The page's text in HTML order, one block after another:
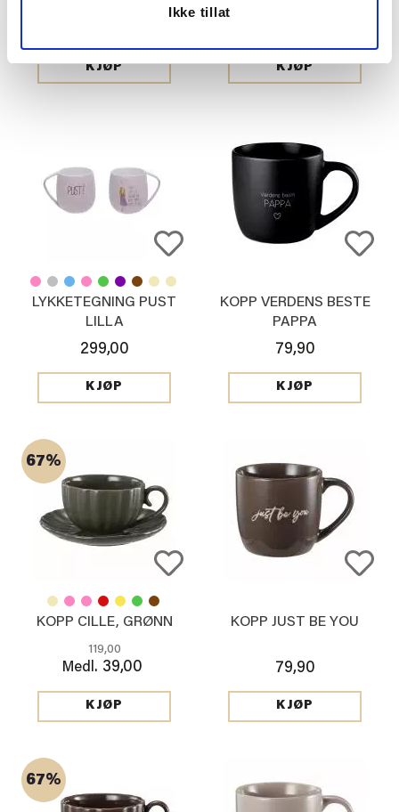
Ikke tillat
KJØP KJØP
LYKKETEGNING PUST
LILLA
299,00
KJØP
KOPP VERDENS BESTE
PAPPA
79,90
KJØP
67%
KOPP CILLE, GRØNN
119,00
Medl. 39,00
KJØP
KOPP JUST BE YOU
79,90
KJØP
67%